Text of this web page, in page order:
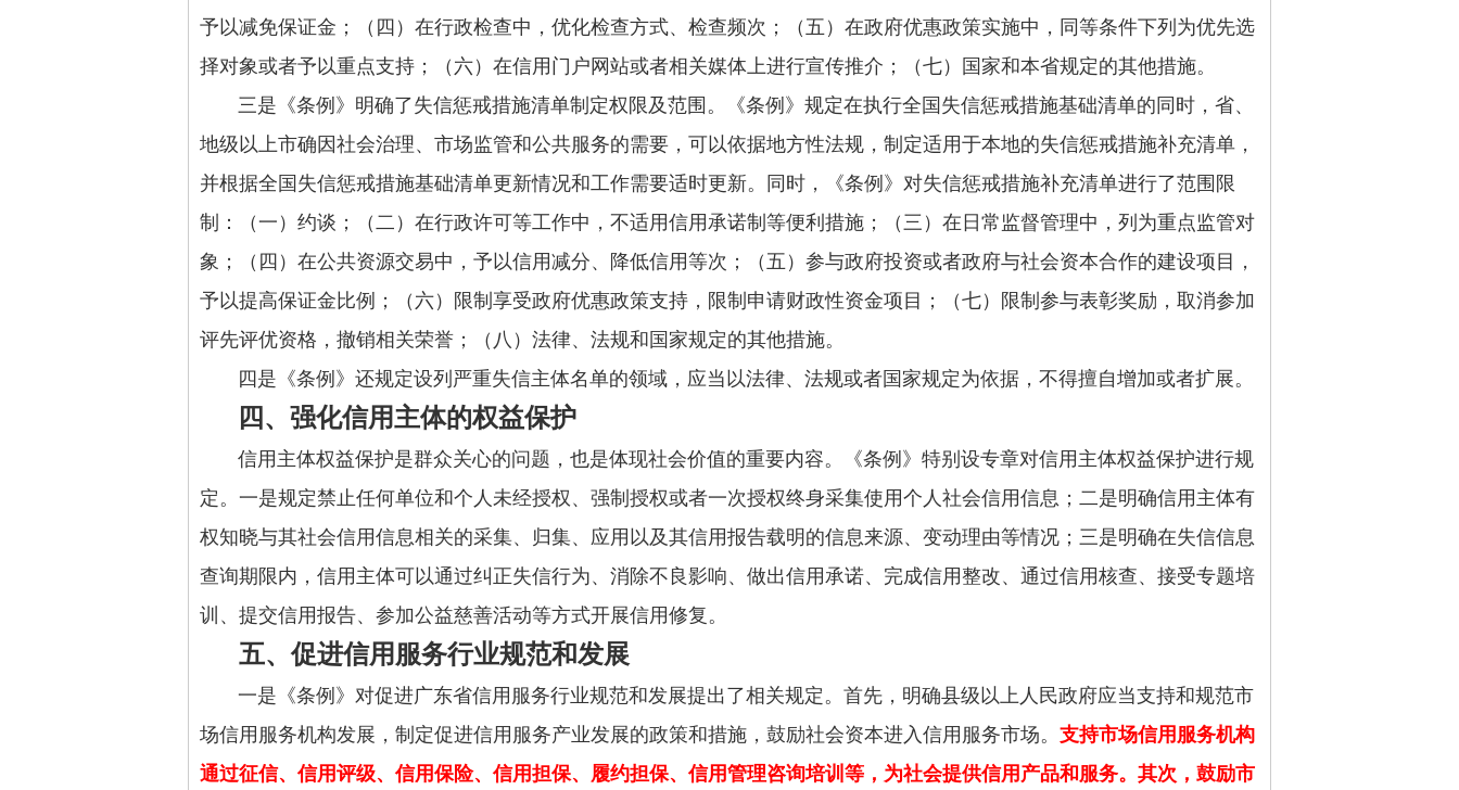
予以减免保证金；（四）在行政检查中，优化检查方式、检查频次；（五）在政府优惠政策实施中，同等条件下列为优先选
择对象或者予以重点支持；（六）在信用门户网站或者相关媒体上进行宣传推介；（七）国家和本省规定的其他措施。
三是《条例》明确了失信惩戒措施清单制定权限及范围。《条例》规定在执行全国失信惩戒措施基础清单的同时，省、
地级以上市确因社会治理、市场监管和公共服务的需要，可以依据地方性法规，制定适用于本地的失信惩戒措施补充清单，
并根据全国失信惩戒措施基础清单更新情况和工作需要适时更新。同时，《条例》对失信惩戒措施补充清单进行了范围限
制：（一）约谈；（二）在行政许可等工作中，不适用信用承诺制等便利措施；（三）在日常监督管理中，列为重点监管对
象；（四）在公共资源交易中，予以信用减分、降低信用等次；（五）参与政府投资或者政府与社会资本合作的建设项目，
予以提高保证金比例；（六）限制享受政府优惠政策支持，限制申请财政性资金项目；（七）限制参与表彰奖励，取消参加
评先评优资格，撤销相关荣誉；（八）法律、法规和国家规定的其他措施。
四是《条例》还规定设列严重失信主体名单的领域，应当以法律、法规或者国家规定为依据，不得擅自增加或者扩展。
四、强化信用主体的权益保护
信用主体权益保护是群众关心的问题，也是体现社会价值的重要内容。《条例》特别设专章对信用主体权益保护进行规
定。一是规定禁止任何单位和个人未经授权、强制授权或者一次授权终身采集使用个人社会信用信息；二是明确信用主体有
权知晓与其社会信用信息相关的采集、归集、应用以及其信用报告载明的信息来源、变动理由等情况；三是明确在失信信息
查询期限内，信用主体可以通过纠正失信行为、消除不良影响、做出信用承诺、完成信用整改、通过信用核查、接受专题培
训、提交信用报告、参加公益慈善活动等方式开展信用修复。
五、促进信用服务行业规范和发展
一是《条例》对促进广东省信用服务行业规范和发展提出了相关规定。首先，明确县级以上人民政府应当支持和规范市
场信用服务机构发展，制定促进信用服务产业发展的政策和措施，鼓励社会资本进入信用服务市场。 支持市场信用服务机构
通过征信、信用评级、信用保险、信用担保、履约担保、信用管理咨询培训等，为社会提供信用产品和服务。其次，鼓励市